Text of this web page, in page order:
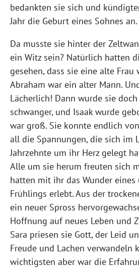
bedankten sie sich und
Jahr die Geburt eines Sohnes an.
Da musste sie hinter der
ein Witz sein? Natürlich hatten
gesehen, dass sie eine alte Frau
Abraham war ein alter Mann.
Lächerlich! Dann wurde sie
schwanger, und Isaak wurde
war groß. Sie konnte endlich
all die Spannungen, die sich im
Jahrzehnte um ihr Herz gelegt
Alle um sie herum freuten sich
hatten mit ihr das Wunder eines
Frühlings erlebt. Aus der
ein neuer Spross
Hoffnung auf neues Leben und
Sara priesen sie Gott, der Leid
Freude und Lachen verwandeln
wichtigsten aber war die